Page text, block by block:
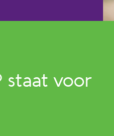
staat voor